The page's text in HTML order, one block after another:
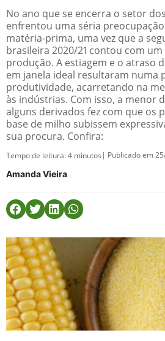
No ano que se encerra o setor
enfrentou uma séria
matéria-prima, uma vez que a
brasileira 2020/21 contou com
produção. A estiagem e o atraso
em janela ideal resultaram numa
produtividade, acarretando na
às indústrias. Com isso, a menor
alguns derivados fez com que os
base de milho subissem
sua procura. Confira:
Tempo de leitura:4 minutos | Publicado em
Amanda Vieira